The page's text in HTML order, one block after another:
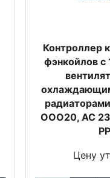
Контроллер
фэнкойлов с
OOO20, AC
Цену